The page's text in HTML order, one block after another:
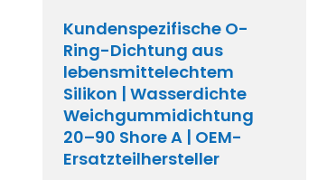
Kundenspezifische O-
Ring-Dichtung aus
lebensmittelechtem
Silikon | Wasserdichte
Weichgummidichtung
20–90 Shore A | OEM-
Ersatzteilhersteller